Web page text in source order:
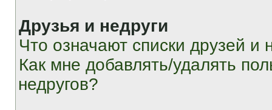
Друзья и недруги
Что означают списки друзей и
Как мне добавлять/удалять
недругов?